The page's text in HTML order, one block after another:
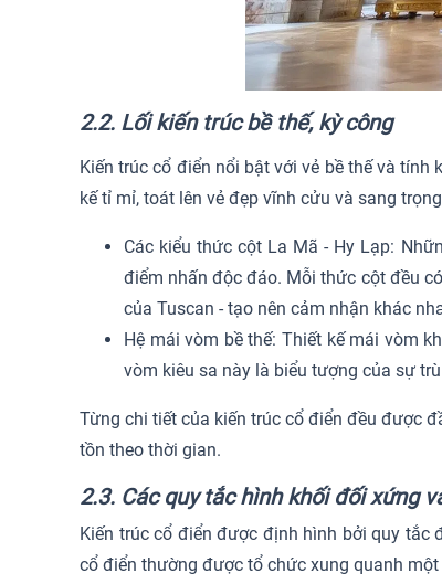
2.2. Lối kiến trúc bề thế, kỳ công
Kiến trúc cổ điển nổi bật với vẻ bề thế và
kế tỉ mỉ, toát lên vẻ đẹp vĩnh cửu và sang
Các kiểu thức cột La Mã - Hy Lạp:
điểm nhấn độc đáo. Mỗi thức cột đều
của Tuscan - tạo nên cảm nhận khác
Hệ mái vòm bề thế: Thiết kế mái vòm
vòm kiêu sa này là biểu tượng của sự
Từng chi tiết của kiến trúc cổ điển đều được
tồn theo thời gian.
2.3. Các quy tắc hình khối đối xứng
Kiến trúc cổ điển được định hình bởi quy tắc
cổ điển thường được tổ chức xung quanh